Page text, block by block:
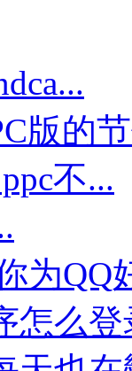
版的
不...
为QQ
怎么登